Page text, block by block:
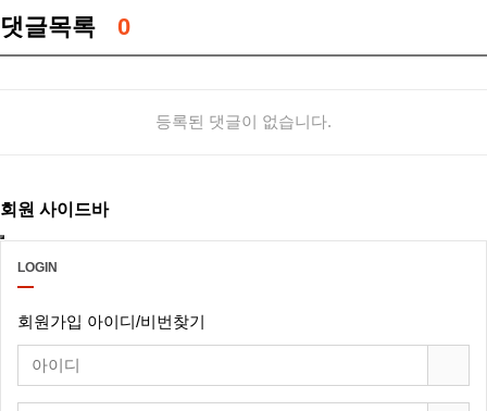
댓글목록 0
등록된 댓글이 없습니다.
회원 사이드바
LOGIN
회원가입 아이디/비번찾기